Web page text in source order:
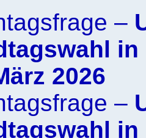
–
in
2026
–